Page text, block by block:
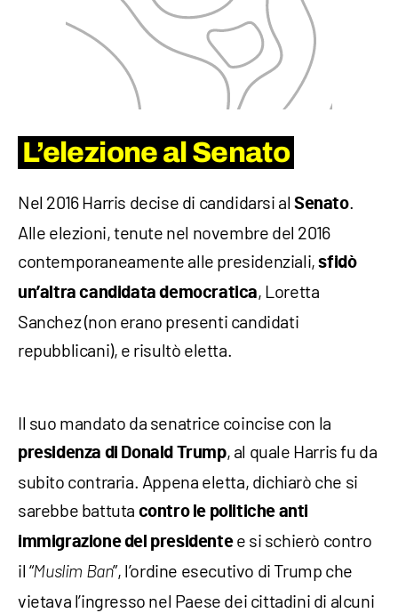
L’elezione al Senato
Nel 2016 Harris decise di candidarsi al Senato.
Alle elezioni, tenute nel novembre del 2016
contemporaneamente alle presidenziali, sfidò
un’altra candidata democratica, Loretta
Sanchez (non erano presenti candidati
repubblicani), e risultò eletta.
Il suo mandato da senatrice coincise con la
presidenza di Donald Trump, al quale Harris fu da
subito contraria. Appena eletta, dichiarò che si
sarebbe battuta contro le politiche anti
immigrazione del presidentee si schierò contro
il “Muslim Ban”, l’ordine esecutivo di Trump che
vietava l’ingresso nel Paese dei cittadini di alcuni